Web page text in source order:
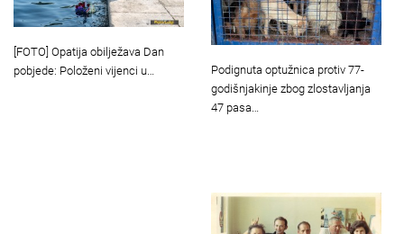
[FOTO] Opatija obilježava Dan
pobjede: Položeni vijenci u…
Podignuta optužnica protiv 77-
godišnjakinje zbog zlostavljanja
47 pasa…